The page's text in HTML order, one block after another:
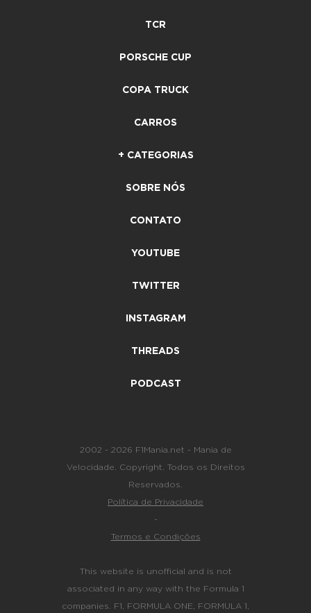
TCR
PORSCHE CUP
COPA TRUCK
CARROS
+ CATEGORIAS
SOBRE NÓS
CONTATO
YOUTUBE
TWITTER
INSTAGRAM
THREADS
PODCAST
2002 - 2026 F1Mania.net - Mania de
Velocidade. Copyright. Todos os Direitos
Reservados.
Política de Privacidade
-
Termos e Condições
This website is unofficial and is not
associated in any way with the Formula 1
companies. F1, FORMULA ONE, FORMULA 1,